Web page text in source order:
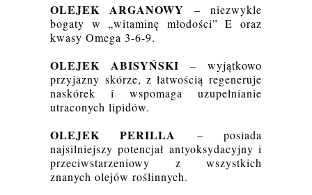
OLEJEK ARGANOWY
– niezwykle
bogaty w „witaminę młodości” E oraz
kwasy Omega 3-6-9.
OLEJEK ABISYŃSKI – wyjątkowo
przyjazny skórze, z łatwością regeneruje
naskórek i wspomaga uzupełnianie
utraconych lipidów.
OLEJEK PERILLA
– posiada
najsilniejszy potencjał antyoksydacyjny i
przeciwstarzeniowy z wszystkich
znanych olejów roślinnych.